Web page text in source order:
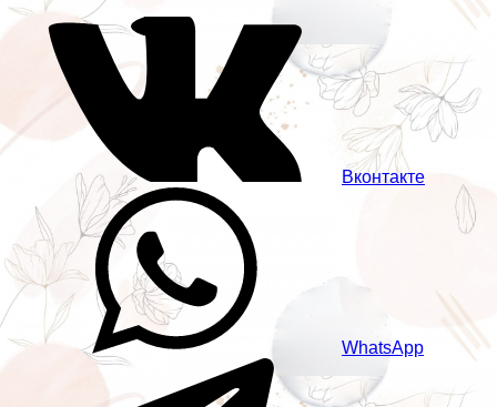
Вконтакте
WhatsApp